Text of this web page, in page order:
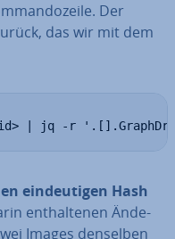
Der
das wir mit dem
id> | jq -r
ein­deu­ti­gen Hash
ent­hal­te­nen Än­de­
Images denselben